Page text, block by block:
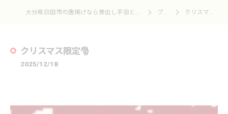
大分県日田市の唐揚げなら骨出し手羽とからあげ専門店 とりま ブログ クリスマス限定🎅
クリスマス限定🎅
2025/12/18